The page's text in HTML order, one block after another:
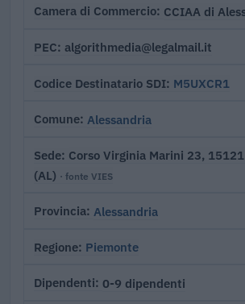
Camera di Commercio CCIAA di
PEC algorithmedia@legalmail.it
Codice Destinatario SDI M5UXCR1
Comune Alessandria
Sede Corso Virginia Marini 23,
(AL) · fonte VIES
Provincia Alessandria
Regione Piemonte
Dipendenti 0-9 dipendenti